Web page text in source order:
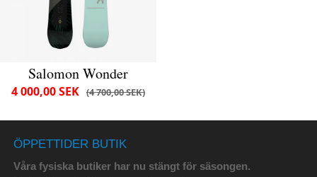
Salomon Wonder
4 700,00 SEK
4 000,00 SEK
ÖPPETTIDER BUTIK
Våra fysiska butiker har nu stängt för säsongen.